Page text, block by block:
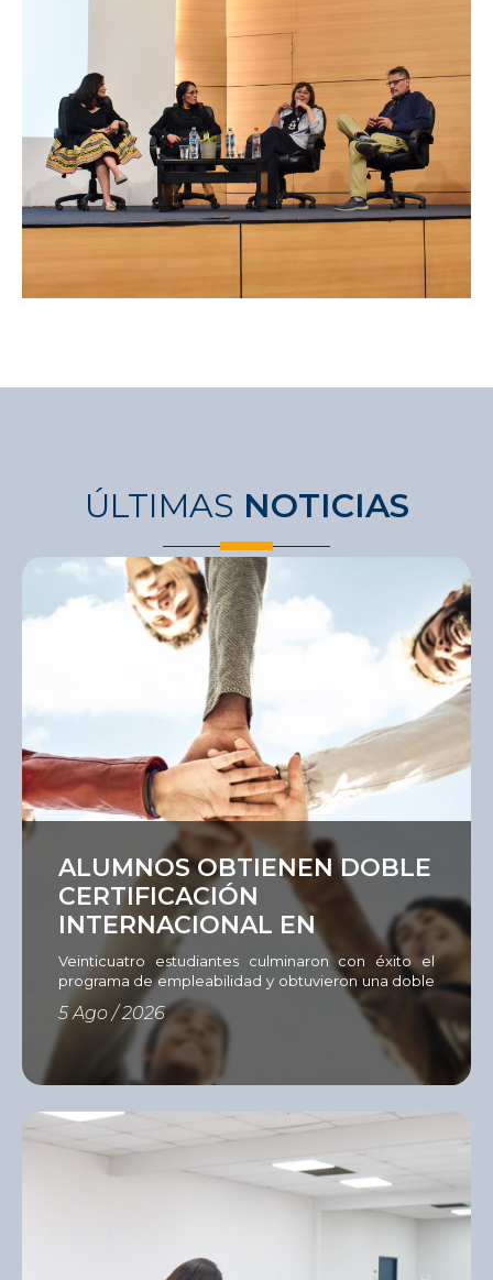
ÚLTIMAS NOTICIAS
ALUMNOS OBTIENEN DOBLE
CERTIFICACIÓN
INTERNACIONAL EN
EMPLEABILIDAD
Veinticuatro estudiantes culminaron con éxito el
programa de empleabilidad y obtuvieron una doble
certificación del Instituto del Sur e International
Youth Foundation (IYF). Con el objetivo de fortalecer
las competencias que hoy demanda el mercado
laboral, el Instituto del Sur (ISUR) culminó una nueva
edición del Programa de Empleabilidad
[…]
5 Ago / 2026
Ver